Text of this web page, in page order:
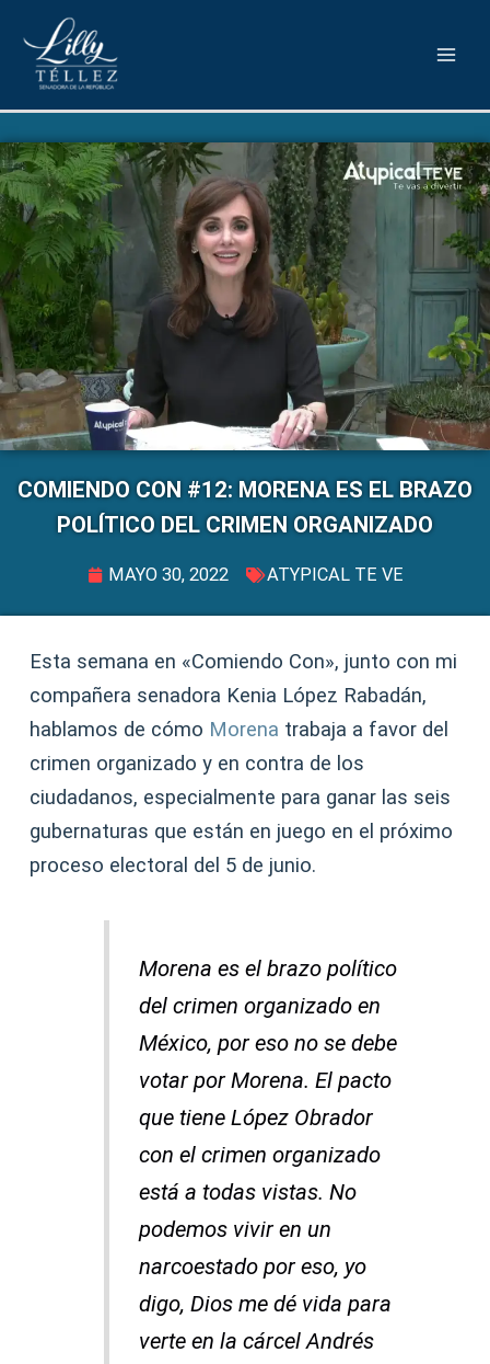
COMIENDO CON #12: MORENA ES EL BRAZO
POLÍTICO DEL CRIMEN ORGANIZADO
MAYO 30, 2022 ATYPICAL TE VE
Esta semana en «Comiendo Con», junto con mi
compañera senadora Kenia López Rabadán,
hablamos de cómo Morena trabaja a favor del
crimen organizado y en contra de los
ciudadanos, especialmente para ganar las seis
gubernaturas que están en juego en el próximo
proceso electoral del 5 de junio.
Morena es el brazo político
del crimen organizado en
México, por eso no se debe
votar por Morena. El pacto
que tiene López Obrador
con el crimen organizado
está a todas vistas. No
podemos vivir en un
narcoestado por eso, yo
digo, Dios me dé vida para
verte en la cárcel Andrés